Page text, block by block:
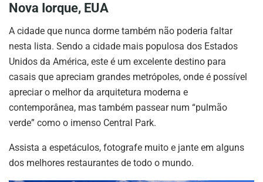
Nova Iorque, EUA
A cidade que nunca dorme também não poderia faltar
nesta lista. Sendo a cidade mais populosa dos Estados
Unidos da América, este é um excelente destino para
casais que apreciam grandes metrópoles, onde é possível
apreciar o melhor da arquitetura moderna e
contemporânea, mas também passear num “pulmão
verde” como o imenso Central Park.
Assista a espetáculos, fotografe muito e jante em alguns
dos melhores restaurantes de todo o mundo.